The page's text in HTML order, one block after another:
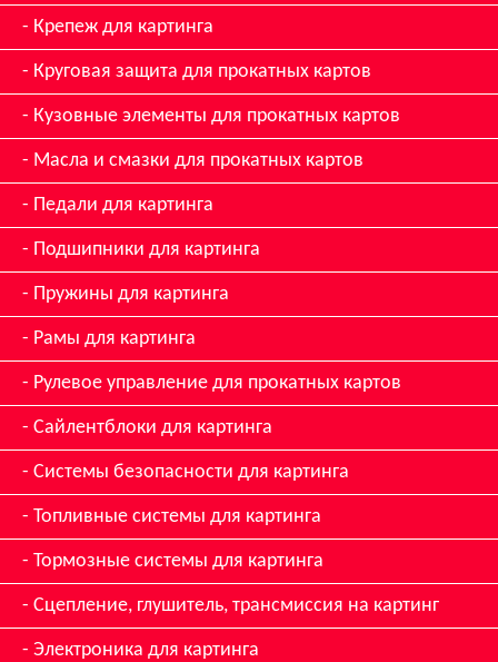
Крепеж для картинга
Круговая защита для прокатных картов
Кузовные элементы для прокатных картов
Масла и смазки для прокатных картов
Педали для картинга
Подшипники для картинга
Пружины для картинга
Рамы для картинга
Рулевое управление для прокатных картов
Сайлентблоки для картинга
Системы безопасности для картинга
Топливные системы для картинга
Тормозные системы для картинга
Сцепление, глушитель, трансмиссия на картинг
Электроника для картинга